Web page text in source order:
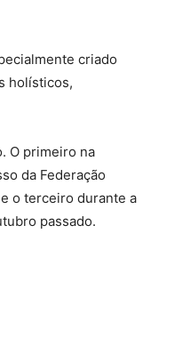
criado
holísticos,
O primeiro na
da Federação
o terceiro durante a
passado.